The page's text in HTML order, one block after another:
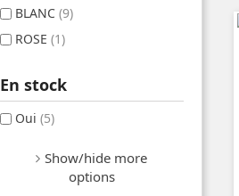
BLANC (9)
ROSE (1)
En stock
Oui (5)
Show/hide more
options